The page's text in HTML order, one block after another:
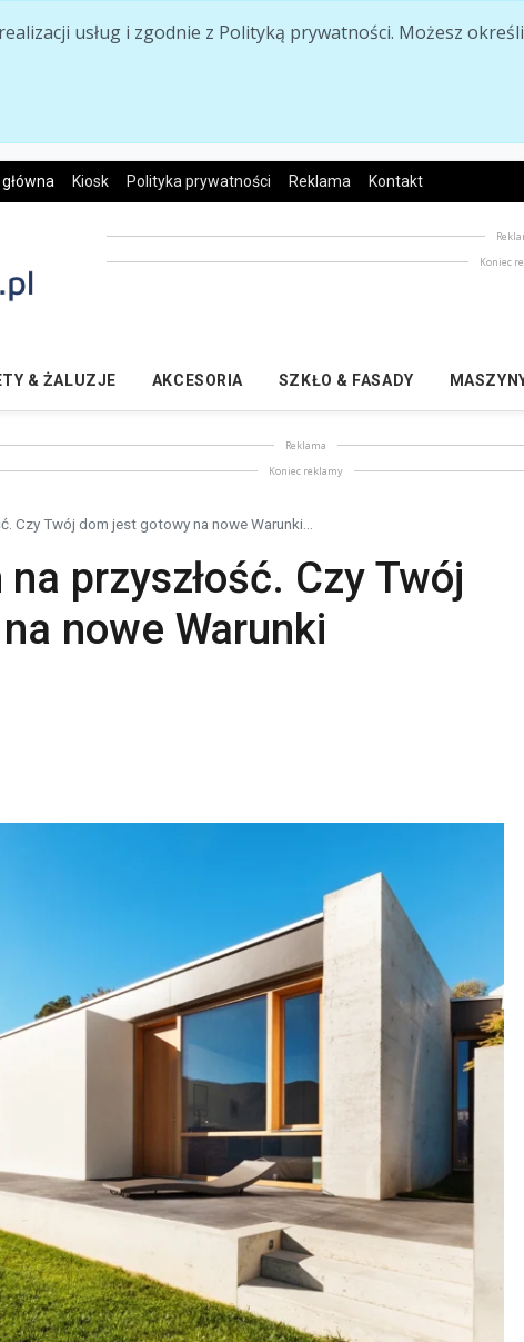
usług i zgodnie z Polityką prywatności. Możesz
Kiosk Polityka prywatności Reklama Kontakt
Koniec
& ŻALUZJE AKCESORIA SZKŁO & FASADY
Reklama
Koniec reklamy
Czy Twój dom jest gotowy na nowe Warunki...
przyszłość. Czy Twój
nowe Warunki